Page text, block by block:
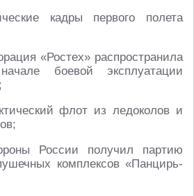
кадры первого полета
«Ростех» распространила
боевой эксплуатации
флот из ледоколов и
России получил партию
комплексов «Панцирь-